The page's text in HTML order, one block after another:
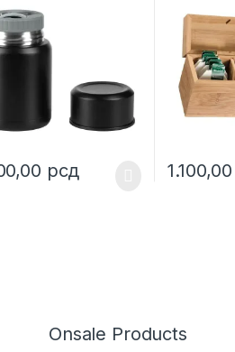
рсд 1.100,00
This
Onsale Products